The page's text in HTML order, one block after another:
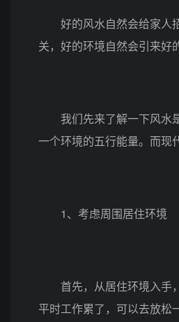
好的风水自然会给家人招
关，好的环境自然会引来好
我们先来了解一下风水是
一个环境的五行能量。而现
1、考虑周围居住环境
首先，从居住环境入手，
平时工作累了，可以去放松